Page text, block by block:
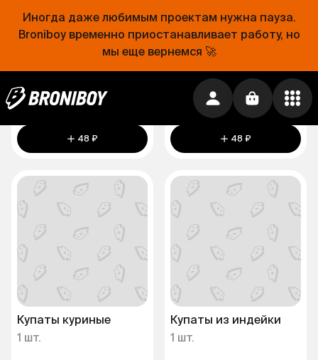
Иногда даже любимым проектам нужна пауза.
Broniboy временно приостанавливает работу, но
мы еще вернемся 🚀
1 шт.
48 ₽
Сосиски куриные
1 шт.
48 ₽
Купаты куриные
1 шт.
Купаты из индейки
1 шт.